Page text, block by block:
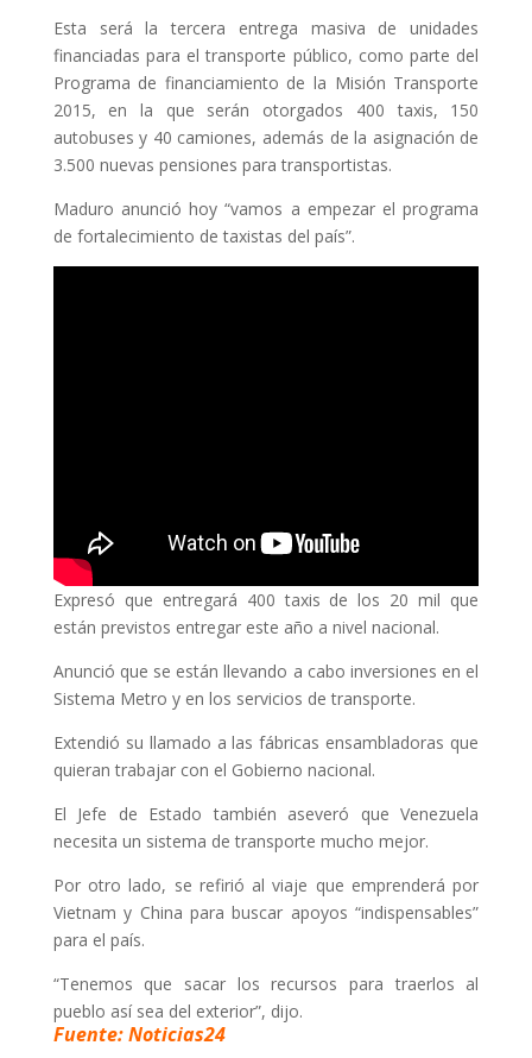
Esta será la tercera entrega masiva de unidades
financiadas para el transporte público, como parte del
Programa de financiamiento de la Misión Transporte
2015, en la que serán otorgados 400 taxis, 150
autobuses y 40 camiones, además de la asignación de
3.500 nuevas pensiones para transportistas.
Maduro anunció hoy “vamos a empezar el programa
de fortalecimiento de taxistas del país”.
Expresó que entregará 400 taxis de los 20 mil que
están previstos entregar este año a nivel nacional.
Anunció que se están llevando a cabo inversiones en el
Sistema Metro y en los servicios de transporte.
Extendió su llamado a las fábricas ensambladoras que
quieran trabajar con el Gobierno nacional.
El Jefe de Estado también aseveró que Venezuela
necesita un sistema de transporte mucho mejor.
Por otro lado, se refirió al viaje que emprenderá por
Vietnam y China para buscar apoyos “indispensables”
para el país.
“Tenemos que sacar los recursos para traerlos al
pueblo así sea del exterior”, dijo.
Fuente: Noticias24